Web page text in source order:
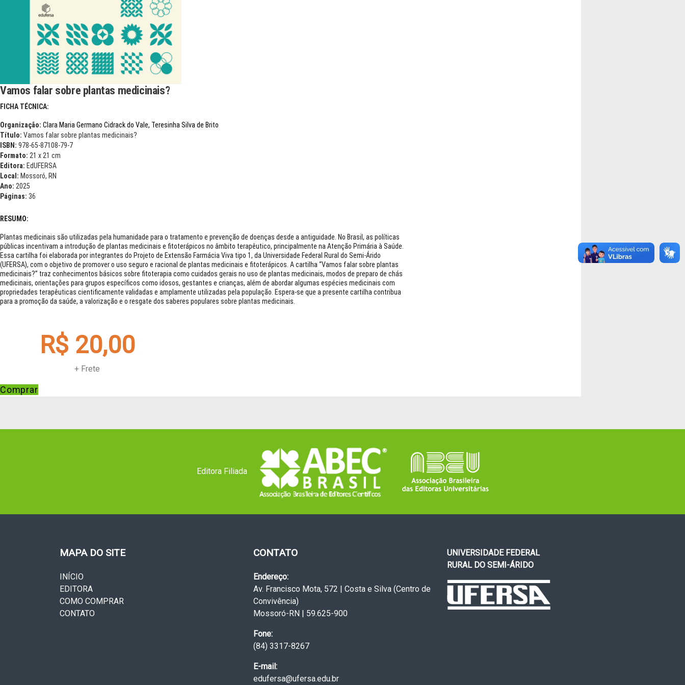
Vamos falar sobre plantas medicinais?
FICHA TÉCNICA:
Organização: Clara Maria Germano Cidrack do Vale, Teresinha Silva de Brito
Título: Vamos falar sobre plantas medicinais?
ISBN: 978-65-87108-79-7
Formato: 21 x 21 cm
Editora: EdUFERSA
Local: Mossoró, RN
Ano: 2025
Páginas: 36
RESUMO:
Plantas medicinais são utilizadas pela humanidade para o tratamento e prevenção de doenças desde a antiguidade. No Brasil, as políticas
públicas incentivam a introdução de plantas medicinais e fitoterápicos no âmbito terapêutico, principalmente na Atenção Primária à Saúde.
Essa cartilha foi elaborada por integrantes do Projeto de Extensão Farmácia Viva tipo 1, da Universidade Federal Rural do Semi-Árido
(UFERSA), com o objetivo de promover o uso seguro e racional de plantas medicinais e fitoterápicos. A cartilha “Vamos falar sobre plantas
medicinais?” traz conhecimentos básicos sobre fitoterapia como cuidados gerais no uso de plantas medicinais, modos de preparo de chás
medicinais, orientações para grupos específicos como idosos, gestantes e crianças, além de abordar algumas espécies medicinais com
propriedades terapêuticas cientificamente validadas e amplamente utilizadas pela população. Espera-se que a presente cartilha contribua
para a promoção da saúde, a valorização e o resgate dos saberes populares sobre plantas medicinais.
R$ 20,00
+ Frete
Comprar
Editora Filiada
MAPA DO SITE
INÍCIO
EDITORA
COMO COMPRAR
CONTATO
CONTATO
Endereço:
Av. Francisco Mota, 572 | Costa e Silva (Centro de
Convivência)
Mossoró-RN | 59.625-900
Fone:
(84) 3317-8267
E-mail:
edufersa@ufersa.edu.br
UNIVERSIDADE FEDERAL
RURAL DO SEMI-ÁRIDO